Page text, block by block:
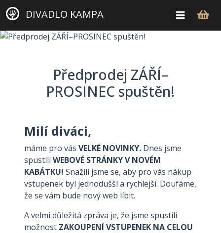
DIVADLO KAMPA
Předprodej ZÁŘÍ–
PROSINEC spuštěn!
Milí diváci,
máme pro vásVELKÉ NOVINKY. Dnes jsme
spustiliWEBOVÉ STRÁNKY V NOVÉM
KABÁTKU! Snažili jsme se, aby pro vás nákup
vstupenek byl jednodušší a rychlejší. Doufáme,
že se vám bude nový web líbit.
A velmi důležitá zpráva je, že jsme spustili
možnost ZAKOUPENÍVSTUPENEK NA CELOU